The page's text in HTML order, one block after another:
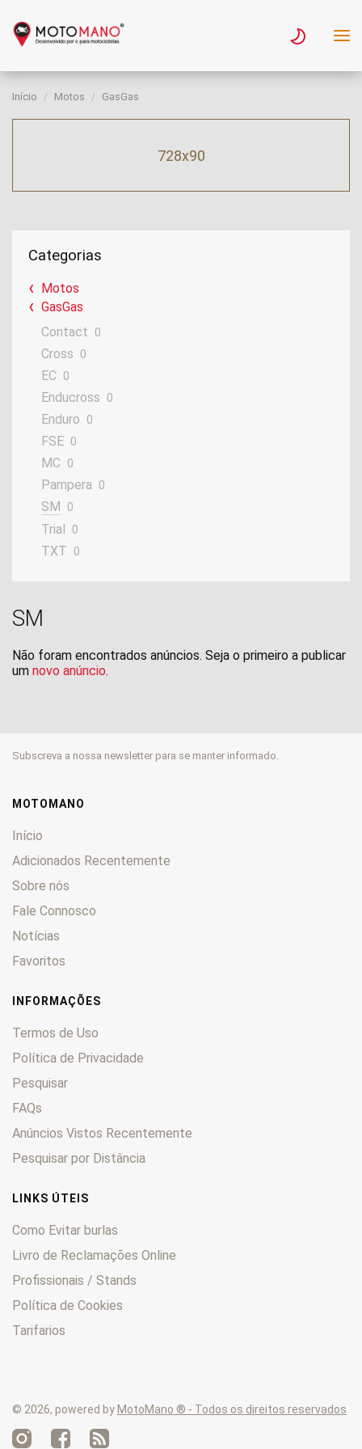
Início Motos GasGas
728x90
Categorias
Motos
GasGas
Contact
0
Cross 0
EC 0
Enducross 0
Enduro 0
FSE 0
MC 0
Pampera 0
SM 0
Trial 0
TXT 0
SM
Não foram encontrados anúncios. Seja o primeiro a publicar
um novo anúncio.
Subscreva a nossa newsletter para se manter informado.
MOTOMANO
Início
Adicionados Recentemente
Sobre nós
Fale Connosco
Notícias
Favoritos
INFORMAÇÕES
Termos de Uso
Política de Privacidade
Pesquisar
FAQs
Anúncios Vistos Recentemente
Pesquisar por Distância
LINKS ÚTEIS
Como Evitar burlas
Livro de Reclamações Online
Profissionais / Stands
Política de Cookies
Tarifarios
© 2026, powered by MotoMano ® - Todos os direitos reservados